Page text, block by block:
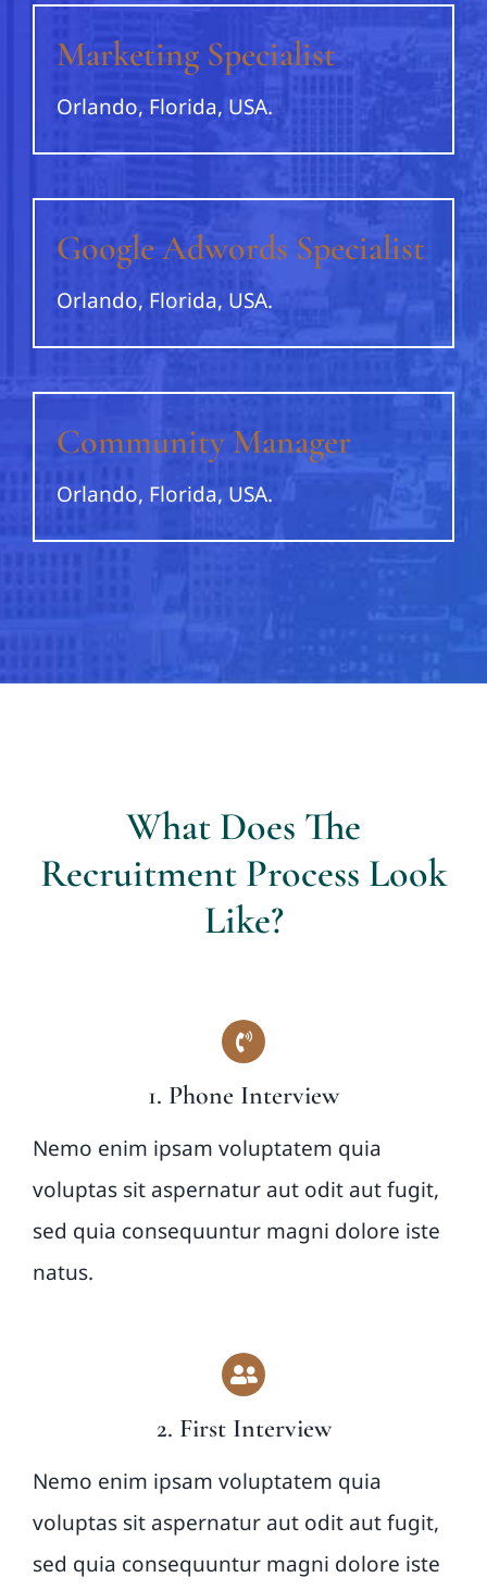
Marketing Specialist
Orlando, Florida, USA.
Google Adwords Specialist
Orlando, Florida, USA.
Community Manager
Orlando, Florida, USA.
What Does The
Recruitment Process Look
Like?
1. Phone Interview
Nemo enim ipsam voluptatem quia
voluptas sit aspernatur aut odit aut fugit,
sed quia consequuntur magni dolore iste
natus.
2. First Interview
Nemo enim ipsam voluptatem quia
voluptas sit aspernatur aut odit aut fugit,
sed quia consequuntur magni dolore iste